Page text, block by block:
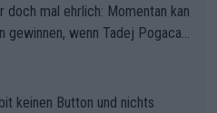
doch mal ehrlich: Momentan kan
gewinnen, wenn Tadej Pogacar
keinen Button und nichts